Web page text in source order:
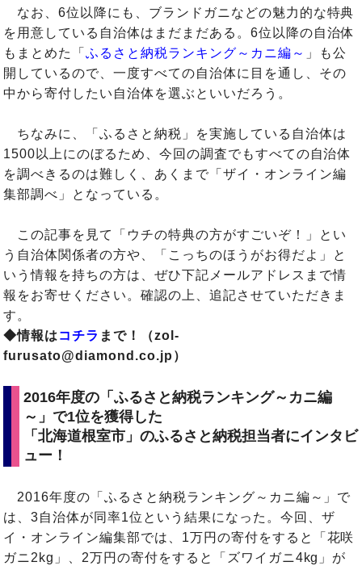
なお、6位以降にも、ブランドガニなどの魅力的な特典
を用意している自治体はまだまだある。6位以降の自治体
もまとめた「ふるさと納税ランキング～カニ編～ 」も公
開しているので、一度すべての自治体に目を通し、その
中から寄付したい自治体を選ぶといいだろう。
ちなみに、「ふるさと納税」を実施している自治体は
1500以上にのぼるため、今回の調査でもすべての自治体
を調べきるのは難しく、あくまで「ザイ・オンライン編
集部調べ」となっている。
この記事を見て「ウチの特典の方がすごいぞ！」とい
う自治体関係者の方や、「こっちのほうがお得だよ」と
いう情報を持ちの方は、ぜひ下記メールアドレスまで情
報をお寄せください。確認の上、追記させていただきま
す。
◆情報は コチラ まで！（zol-
furusato@diamond.co.jp）
2016年度の「ふるさと納税ランキング～カニ編
～」で1位を獲得した
「北海道根室市」のふるさと納税担当者にインタビ
ュー！
2016年度の「ふるさと納税ランキング～カニ編～」で
は、3自治体が同率1位という結果になった。今回、ザ
イ・オンライン編集部では、1万円の寄付をすると「花咲
ガニ2kg」、2万円の寄付をすると「ズワイガニ4kg」が